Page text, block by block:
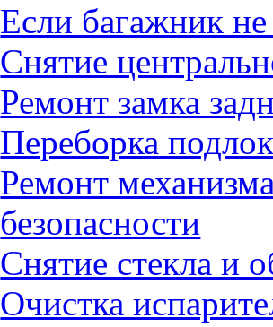
Если багажник
Снятие
Ремонт замка
Переборка
Ремонт
безопасности
Снятие стекла и
Очистка